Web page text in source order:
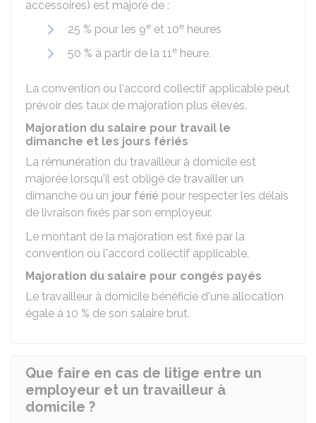
accessoires) est majoré de :
25 % pour les 9e et 10e heures
50 % à partir de la 11e heure.
La convention ou l'accord collectif applicable peut
prévoir des taux de majoration plus élevés.
Majoration du salaire pour travail le
dimanche et les jours fériés
La rémunération du travailleur à domicile est
majorée lorsqu'il est obligé de travailler un
dimanche ou un jour férié pour respecter les délais
de livraison fixés par son employeur.
Le montant de la majoration est fixé par la
convention ou l'accord collectif applicable.
Majoration du salaire pour congés payés
Le travailleur à domicile bénéficie d'une allocation
égale à 10 % de son salaire brut.
Que faire en cas de litige entre un
employeur et un travailleur à
domicile ?